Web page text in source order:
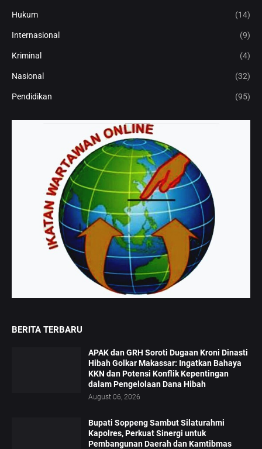
Hukum (14)
Internasional (9)
Kriminal (4)
Nasional (32)
Pendidikan (95)
BERITA TERBARU
APAK dan GRH Soroti Dugaan Kroni Dinasti
Hibah Golkar Makassar: Ingatkan Bahaya
KKN dan Potensi Konflik Kepentingan
dalam Pengelolaan Dana Hibah
August 06, 2026
Bupati Soppeng Sambut Silaturahmi
Kapolres, Perkuat Sinergi untuk
Pembangunan Daerah dan Kamtibmas